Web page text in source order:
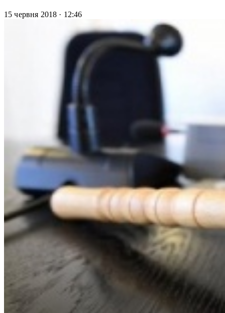
15 червня 2018 · 12:46